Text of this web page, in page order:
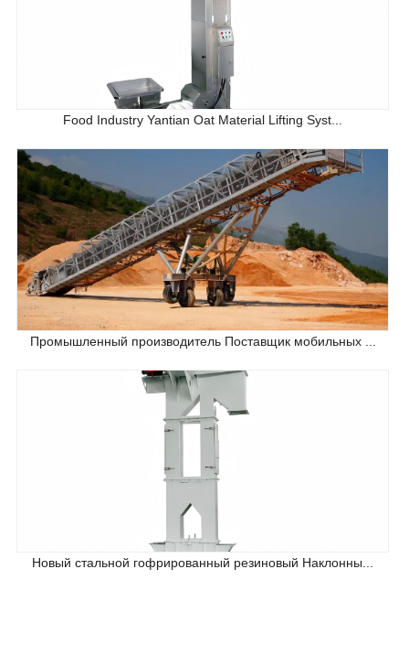
Food Industry Yantian Oat Material Lifting Syst...
Промышленный производитель Поставщик мобильных ...
Новый стальной гофрированный резиновый Наклонны...